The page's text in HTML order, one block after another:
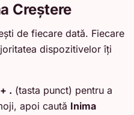
Creștere
de fiecare dată. Fiecare
dispozitivelor îți
. (tasta punct) pentru a
apoi caută Inima